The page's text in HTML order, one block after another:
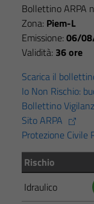
Bollettino ARPA
Zona: Piem-L
Emissione: 06/
Validità: 36 ore
Scarica il
Io Non Rischio:
Bollettino
Sito ARPA
Protezione Civile
Rischio
Idraulico